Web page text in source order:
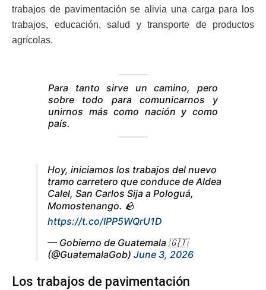
trabajos de pavimentación se alivia una carga para los
trabajos, educación, salud y transporte de productos
agrícolas.
Para tanto sirve un camino, pero
sobre todo para comunicarnos y
unirnos más como nación y como
país.
Hoy, iniciamos los trabajos del nuevo
tramo carretero que conduce de Aldea
Calel, San Carlos Sija a Pologuá,
Momostenango. 🪨
https://t.co/IPP5WQrU1D
— Gobierno de Guatemala 🇬🇹
(@GuatemalaGob) June 3, 2026
Los trabajos de pavimentación